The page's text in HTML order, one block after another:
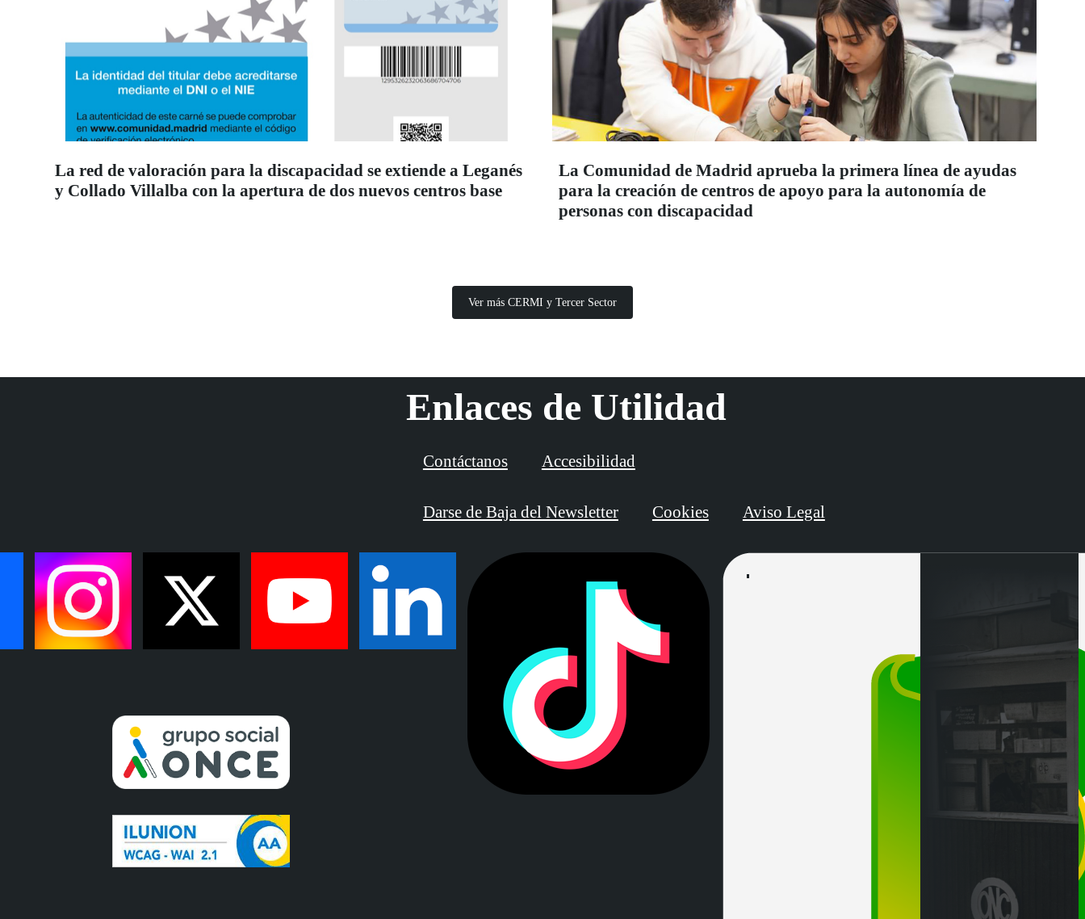
La red de valoración para la discapacidad se extiende a Leganés
y Collado Villalba con la apertura de dos nuevos centros base
La Comunidad de Madrid aprueba la primera línea de ayudas
para la creación de centros de apoyo para la autonomía de
personas con discapacidad
Ver más CERMI y Tercer Sector
Enlaces de Utilidad
Contáctanos Accesibilidad
Darse de Baja del Newsletter Cookies Aviso Legal